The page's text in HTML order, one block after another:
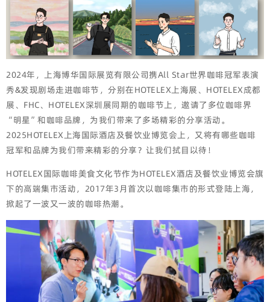
2024年，上海博华国际展览有限公司携All Star世界咖啡冠军表演
秀&发现剧场走进咖啡节，分别在HOTELEX上海展、HOTELEX成都
展、FHC、HOTELEX深圳展同期的咖啡节上，邀请了多位咖啡界
“明星”和咖啡品牌，为我们带来了多场精彩的分享活动。
2025HOTELEX上海国际酒店及餐饮业博览会上，又将有哪些咖啡
冠军和品牌为我们带来精彩的分享？让我们拭目以待！
HOTELEX国际咖啡美食文化节作为HOTELEX酒店及餐饮业博览会旗
下的高端集市活动，2017年3月首次以咖啡集市的形式登陆上海，
掀起了一波又一波的咖啡热潮。